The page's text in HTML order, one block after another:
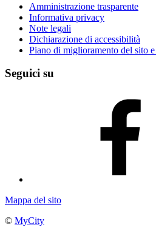
Amministrazione trasparente
Informativa privacy
Note legali
Dichiarazione di accessibilità
Piano di miglioramento del sito
Seguici su
Mappa del sito
© MyCity